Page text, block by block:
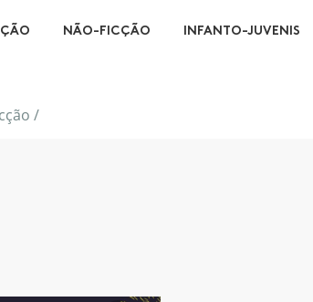
NÃO-FICÇÃO INFANTO-JUVENIS
/